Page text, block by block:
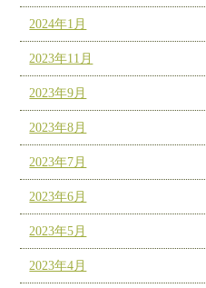
2024年1月
2023年11月
2023年9月
2023年8月
2023年7月
2023年6月
2023年5月
2023年4月